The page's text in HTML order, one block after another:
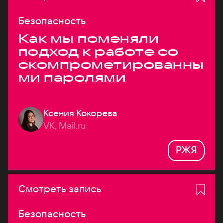
Безопасность
Как мы поменяли
подход к работе со
скомпрометированны
ми паролями
Ксения Кокорева
VK, Mail.ru
РЖЯ
Смотреть запись
Безопасность